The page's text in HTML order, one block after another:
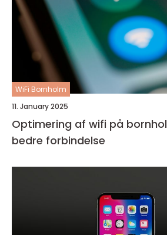
WiFi Bornholm
11. January 2025
Optimering af wifi på
bedre forbindelse